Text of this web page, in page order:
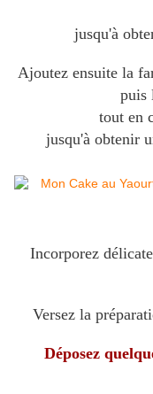
jusqu'à
Ajoutez ensuite la
puis
tout en
jusqu'à obtenir
Incorporez
Versez la
Déposez